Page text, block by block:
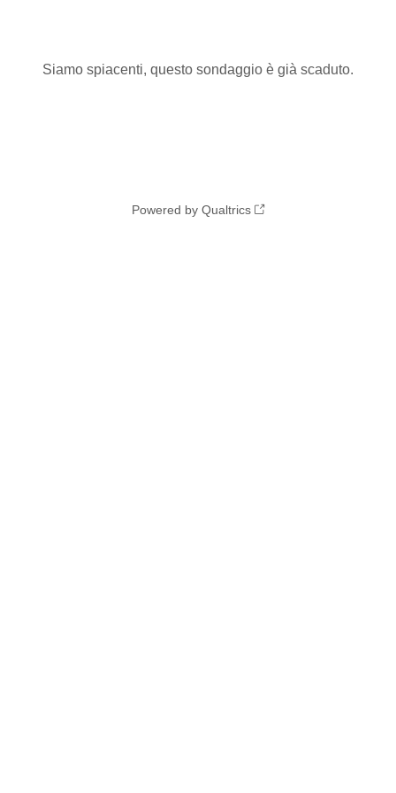
Siamo spiacenti, questo sondaggio è già scaduto.
Powered by Qualtrics